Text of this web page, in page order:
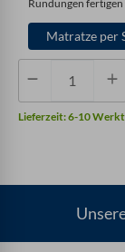
Matratze per
mit
Lieferzeit:6-10